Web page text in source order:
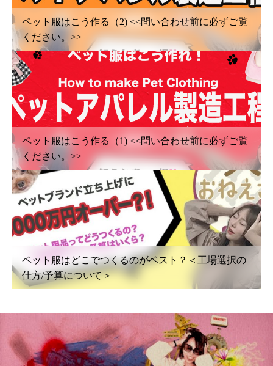
ペット服はこう作る（2) <<問い合わせ前に必ずご覧
ください。>>
ペット服はこう作る（1) <<問い合わせ前に必ずご覧
ください。>>
ペット服はどこでつくるのがベスト？＜工場選択の
仕方/予算について＞